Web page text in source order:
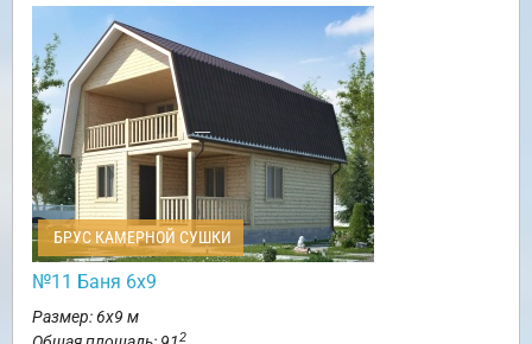
БРУС КАМЕРНОЙ СУШКИ
№11 Баня 6х9
Размер: 6х9 м
2